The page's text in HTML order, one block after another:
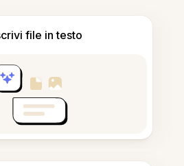
file in testo